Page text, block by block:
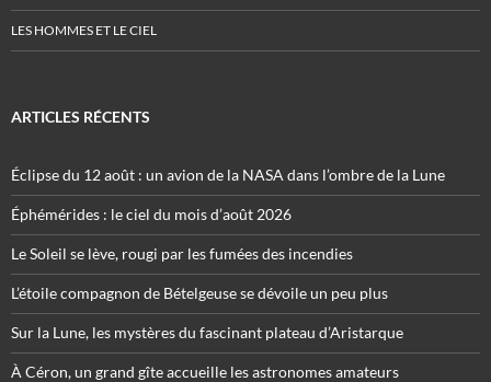
LES HOMMES ET LE CIEL
ARTICLES RÉCENTS
Éclipse du 12 août : un avion de la NASA dans l’ombre de la Lune
Éphémérides : le ciel du mois d’août 2026
Le Soleil se lève, rougi par les fumées des incendies
L’étoile compagnon de Bételgeuse se dévoile un peu plus
Sur la Lune, les mystères du fascinant plateau d’Aristarque
À Céron, un grand gîte accueille les astronomes amateurs